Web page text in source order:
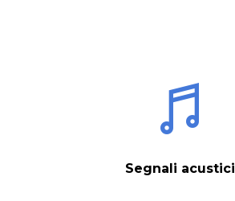
Segnali acustici